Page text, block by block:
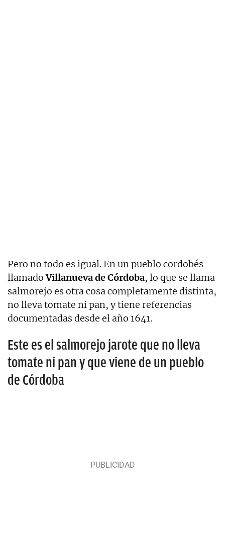
Pero no todo es igual. En un pueblo cordobés
llamadoVillanueva de Córdoba, lo que se llama
salmorejo es otra cosa completamente distinta,
no lleva tomate ni pan, y tiene referencias
documentadas desde el año 1641.
Este es el salmorejo jarote que no lleva
tomate ni pan y que viene de un pueblo
de Córdoba